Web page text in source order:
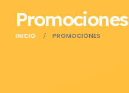
Promociones
INICIO PROMOCIONES